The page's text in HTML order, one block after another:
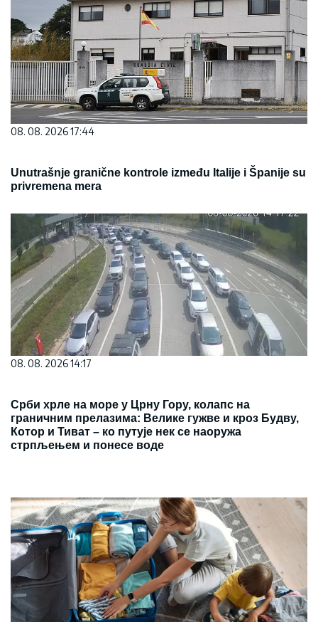
08. 08. 2026 17:44
Unutrašnje granične kontrole između Italije i Španije su
privremena mera
08. 08. 2026 14:17
Срби хрле на море у Црну Гору, колапс на
граничним прелазима: Велике гужве и кроз Будву,
Котор и Тиват – ко путује нек се наоружа
стрпљењем и понесе воде